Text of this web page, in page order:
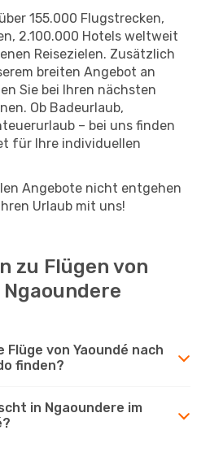
155.000 Flugstrecken,
2.100.000 Hotels weltweit
Reisezielen. Zusätzlich
breiten Angebot an
Sie bei Ihren nächsten
Ob Badeurlaub,
– bei uns finden
für Ihre individuellen
Angebote nicht entgehen
Urlaub mit uns!
zu Flügen von
Flüge von Yaoundé nach
finden?
in Ngaoundere im